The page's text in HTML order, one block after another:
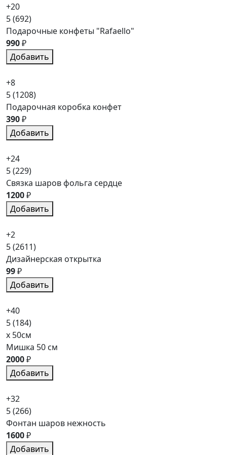
+20
5(692)
Подарочные конфеты "Rafaello"
990₽
Добавить
+8
5(1208)
Подарочная коробка конфет
390₽
Добавить
+24
5(229)
Связка шаров фольга сердце
1200₽
Добавить
+2
5(2611)
Дизайнерская открытка
99₽
Добавить
+40
5(184)
x 50см
Мишка 50 см
2000₽
Добавить
+32
5(266)
Фонтан шаров нежность
1600₽
Добавить